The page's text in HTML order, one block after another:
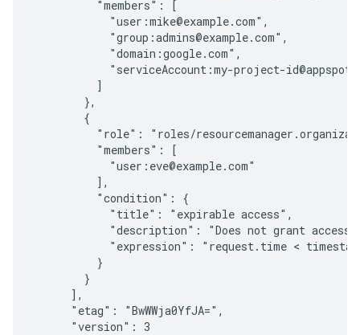
          "members": [
            "user:mike@example.com",
            "group:admins@example.com",
            "domain:google.com",
"serviceAccount:my-project-
          ]
        },
        {
"role": "roles/
          "members": [
            "user:eve@example.com"
          ],
          "condition": {
            "title": "expirable access",
"description": "Does not grant access
"expression": "request.time <
          }
        }
      ],
      "etag": "BwWWja0YfJA=",
      "version": 3